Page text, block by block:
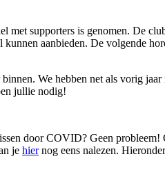
supporters is genomen. De
aanbieden. De volgende
We hebben net als vorig
jullie nodig!
door COVID? Geen
je hiernog eens nalezen.